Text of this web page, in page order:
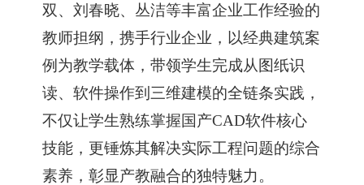
双、 刘春晓、丛洁等丰富企业工作经验的
教师担纲，携手行业企业，以经典建筑案
例为教学载体，带领学生完成从图纸识
读、软件操作到三维建模的全链条实践，
不仅让学生熟练掌握国产CAD软件核心
技能，更锤炼其解决实际工程问题的综合
素养，彰显产教融合的独特魅力。